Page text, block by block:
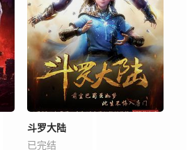
斗罗大陆
已完结